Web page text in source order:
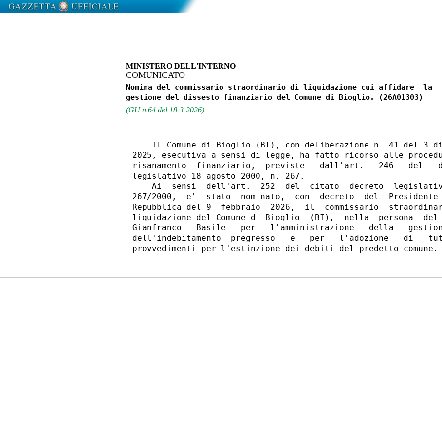
MINISTERO DELL'INTERNO
COMUNICATO
Nomina del commissario straordinario di liquidazione cui affidare  la
(GU n.64 del 18-3-2026)
Il Comune di Bioglio (BI), con deliberazione n. 41 del 3
2025, esecutiva a sensi di legge, ha fatto ricorso alle
risanamento  finanziario,  previste   dall'art.   246   del
legislativo 18 agosto 2000, n. 267.
Ai  sensi  dell'art.  252  del  citato  decreto
267/2000,  e'  stato  nominato,  con  decreto  del
Repubblica del 9  febbraio  2026,  il  commissario
liquidazione del Comune di Bioglio  (BI),  nella  persona
Gianfranco   Basile   per   l'amministrazione   della
dell'indebitamento  pregresso   e   per   l'adozione   di